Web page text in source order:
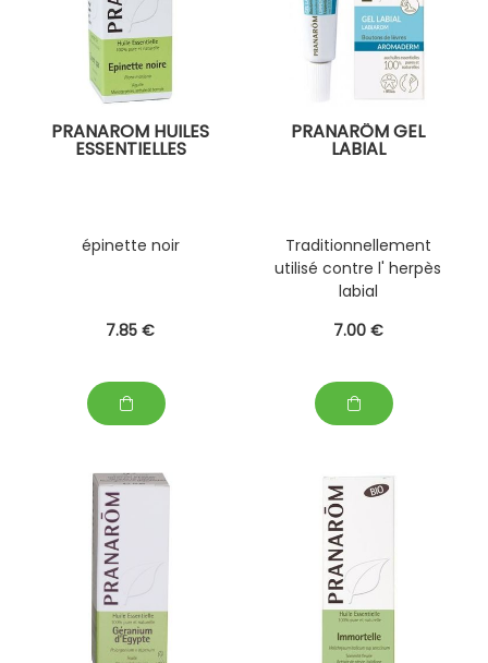
PRANAROM HUILES
ESSENTIELLES
épinette noir
7.85 €
PRANARÔM GEL
LABIAL
Traditionnellement
utilisé contre l' herpès
labial
7.00 €